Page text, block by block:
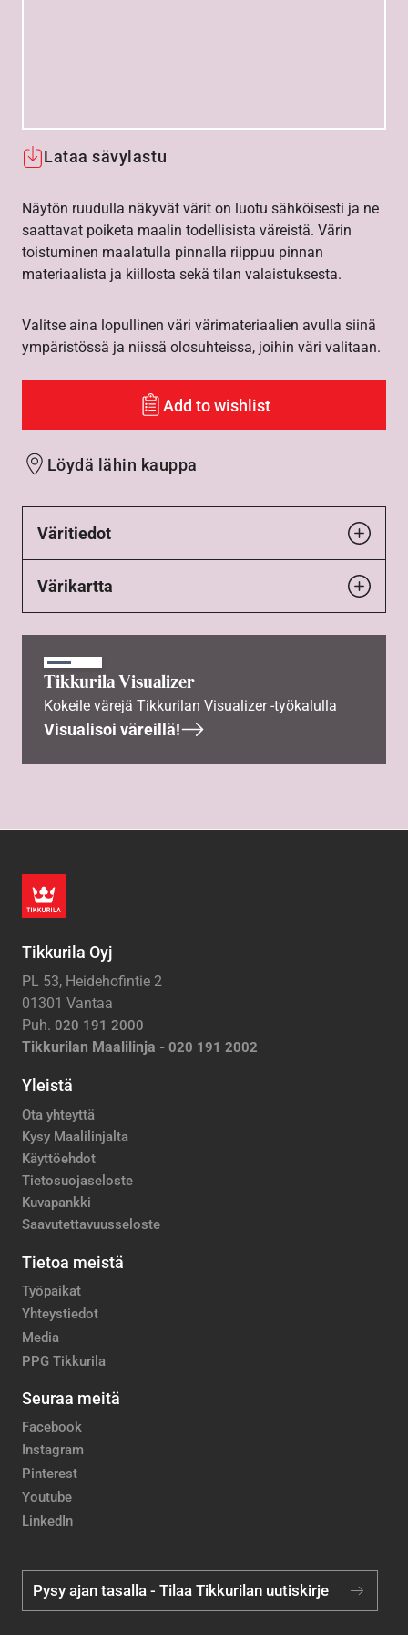
Lataa sävylastu
Näytön ruudulla näkyvät värit on luotu sähköisesti ja ne
saattavat poiketa maalin todellisista väreistä. Värin
toistuminen maalatulla pinnalla riippuu pinnan
materiaalista ja kiillosta sekä tilan valaistuksesta.
Valitse aina lopullinen väri värimateriaalien avulla siinä
ympäristössä ja niissä olosuhteissa, joihin väri valitaan.
Add to wishlist
Löydä lähin kauppa
Väritiedot
Värikartta
Tikkurila Visualizer
Kokeile värejä Tikkurilan Visualizer -työkalulla
Visualisoi väreillä!
Tikkurila Oyj
PL 53, Heidehofintie 2
01301 Vantaa
Puh. 020 191 2000
Tikkurilan Maalilinja - 020 191 2002
Yleistä
Ota yhteyttä
Kysy Maalilinjalta
Käyttöehdot
Tietosuojaseloste
Kuvapankki
Saavutettavuusseloste
Tietoa meistä
Työpaikat
Yhteystiedot
Media
PPG Tikkurila
Seuraa meitä
Facebook
Instagram
Pinterest
Youtube
LinkedIn
Pysy ajan tasalla - Tilaa Tikkurilan uutiskirje